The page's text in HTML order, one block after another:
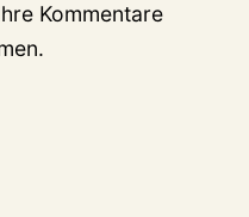
Kommentare